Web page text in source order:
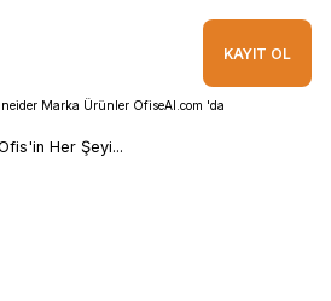
KAYIT OL
Her Şeyi...